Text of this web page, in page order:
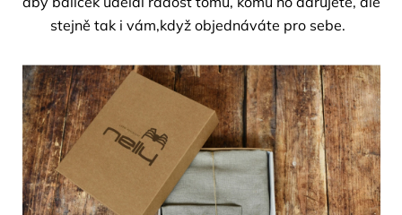
stejně tak i vám,když objednáváte pro sebe.